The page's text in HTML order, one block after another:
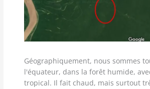
Géographiquement, nous sommes
l'équateur, dans la forêt humide,
tropical. Il fait chaud, mais surtout